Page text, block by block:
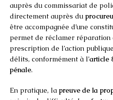
auprès du commissariat de
directement auprès du
être accompagnée d’une
permet de réclamer
prescription de l’action
délits, conformément à l’article
pénale.
En pratique, la preuve de la